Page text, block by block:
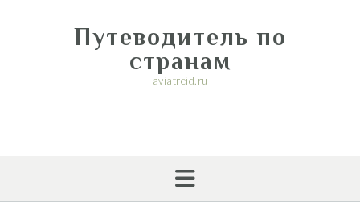
Путеводитель по
странам
aviatreid.ru